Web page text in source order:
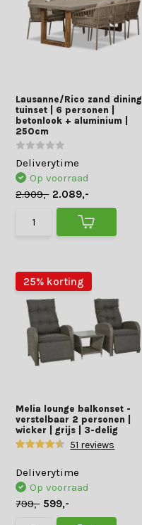
Lausanne/Rico zand dining
tuinset | 6 personen |
betonlook + aluminium |
250cm
Deliverytime
Op voorraad
2.909,- 2.089,-
25% korting
Melia lounge balkonset -
verstelbaar 2 personen |
wicker | grijs | 3-delig
51 reviews
Deliverytime
Op voorraad
799,- 599,-